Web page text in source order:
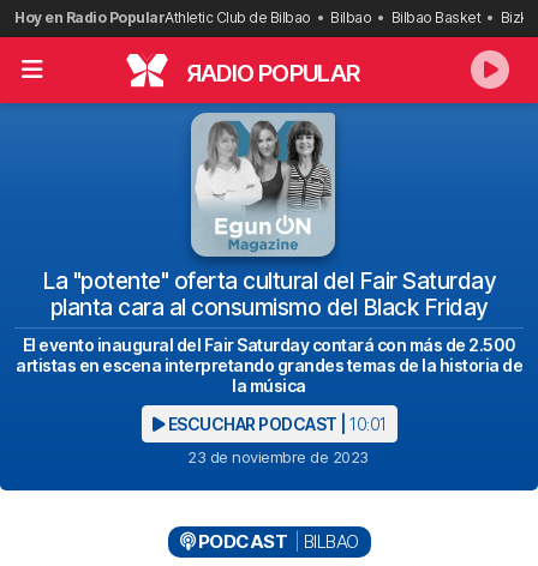
Saltar
al
contenido
Hoy en Radio PopularAthletic Club de Bilbao Bilbao Bilbao Basket
RADIO POPULAR
La "potente" oferta cultural del Fair Saturday
planta cara al consumismo del Black Friday
El evento inaugural del Fair Saturday contará con más de 2.500
artistas en escena interpretando grandes temas de la historia de
la música
ESCUCHAR PODCAST | 10:01
23 de noviembre de 2023
PODCAST BILBAO